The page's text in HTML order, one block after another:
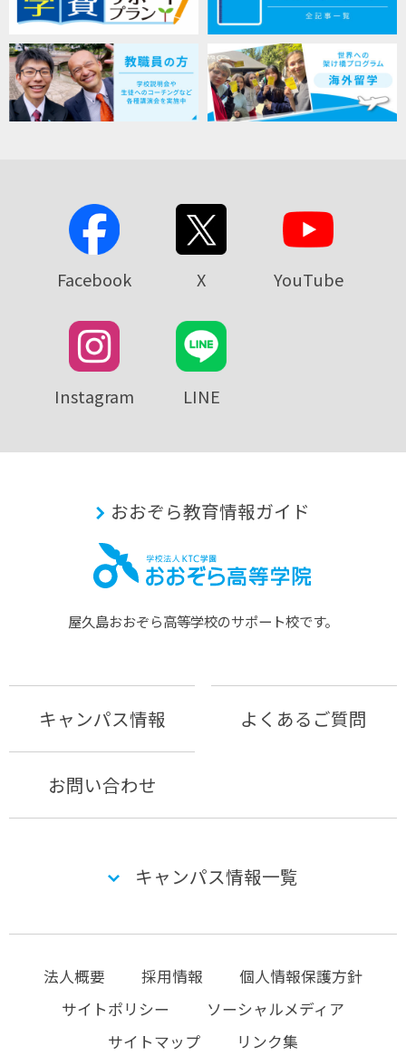
Facebook X YouTube
Instagram LINE
おおぞら教育情報ガイド
屋久島おおぞら⾼等学校のサポート校です。
キャンパス情報 よくあるご質問
お問い合わせ
キャンパス情報一覧
法人概要 採用情報
個人情報保護方針
サイトポリシー
ソーシャルメディア
サイトマップ
リンク集